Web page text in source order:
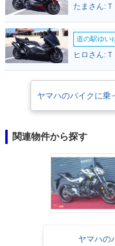
たまさん:
道の駅ゆい
ヒロさん:
ヤマハのバイクに乗
関連物件から探す
ヤマハの